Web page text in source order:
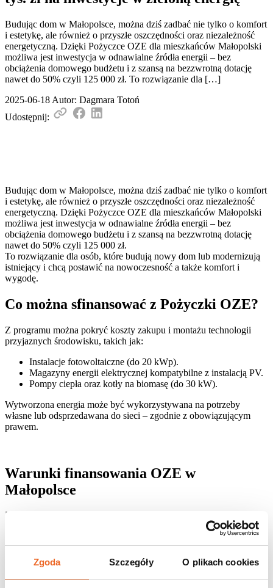
Zgoda Szczegóły O plikach cookies
Budując dom w Małopolsce, można dziś zadbać nie tylko o komfort
i estetykę, ale również o przyszłe oszczędności oraz niezależność
energetyczną. Dzięki Pożyczce OZE dla mieszkańców Małopolski
możliwa jest inwestycja w odnawialne źródła energii – bez
obciążenia domowego budżetu i z szansą na bezzwrotną dotację
nawet do 50% czyli 125 000 zł. To rozwiązanie dla […]
2025-06-18 Autor: Dagmara Totoń
Udostępnij:
Budując dom w Małopolsce, można dziś zadbać nie tylko o komfort
i estetykę, ale również o przyszłe oszczędności oraz niezależność
energetyczną. Dzięki Pożyczce OZE dla mieszkańców Małopolski
możliwa jest inwestycja w odnawialne źródła energii – bez
obciążenia domowego budżetu i z szansą na bezzwrotną dotację
nawet do 50% czyli 125 000 zł.
To rozwiązanie dla osób, które budują nowy dom lub modernizują
istniejący i chcą postawić na nowoczesność a także komfort i
wygodę.
Co można sfinansować z Pożyczki OZE?
Z programu można pokryć koszty zakupu i montażu technologii
przyjaznych środowisku, takich jak:
Instalacje fotowoltaiczne (do 20 kWp).
Magazyny energii elektrycznej kompatybilne z instalacją PV.
Pompy ciepła oraz kotły na biomasę (do 30 kW).
Wytworzona energia może być wykorzystywana na potrzeby
własne lub odsprzedawana do sieci – zgodnie z obowiązującym
prawem.
Warunki finansowania OZE w
Małopolsce
Program oferuje wyjątkowo korzystne warunki finansowe, które
Parametr
Wartość
Maksymalna kwota pożyczki
do 250 000 zł